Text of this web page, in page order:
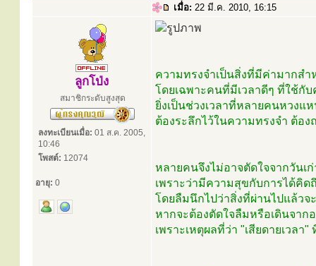
เมื่อ: 22 มี.ค. 2010, 16:15
ลูกโป่ง
สมาชิกระดับสูงสุด
ลงทะเบียนเมื่อ: 01 ส.ค. 2005,
10:46
โพสต์: 12074
อายุ: 0
ความทรงจำเป็นสิ่งที่มีค่ามากส
โดยเฉพาะคนที่มีเวลาดีๆ ที่ใช้กั
ยิ่งเป็นช่วงเวลาที่หลายคนหวงแ
ต้องระลึกไว้ในความทรงจำ ต้อ
หลายคนจึงไม่อาจตัดใจจากวันเก่
เพราะว่ามีความสุขกับการได้คิด
โดยลืมนึกไปว่าสิ่งที่ผ่านไปแล้ว
หากจะต้องตัดใจลืมหรือเดินจาก
เพราะเหตุผลที่ว่า "เสียดายเวลา